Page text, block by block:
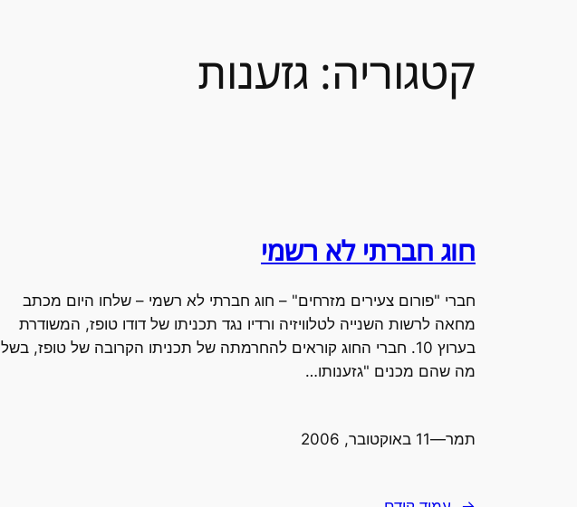
קטגוריה: גזענות
חוג חברתי לא רשמי
חברי "פורום צעירים מזרחים" – חוג חברתי לא רשמי – שלחו היום מכתב
מחאה לרשות השנייה לטלוויזיה ורדיו נגד תכניתו של דודו טופז, המשודרת
בערוץ 10. חברי החוג קוראים להחרמתה של תכניתו הקרובה של טופז, בשל
מה שהם מכנים "גזענותו…
תמר—11 באוקטובר, 2006